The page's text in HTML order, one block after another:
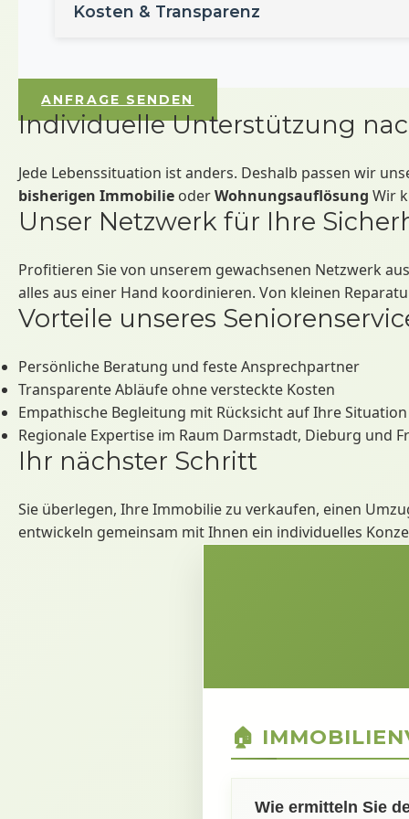
Kosten & Transparenz
ANFRAGE SENDEN
Individuelle Unterstützung
Jede Lebenssituation ist anders. Deshalb passen wir
bisherigen Immobilie oderWohnungsauflösung Wir
Unser Netzwerk für Ihre
Profitieren Sie von unserem gewachsenen Netzwerk
alles aus einer Hand koordinieren. Von kleinen
Vorteile unseres
Persönliche Beratung und feste Ansprechpartner
Transparente Abläufe ohne versteckte Kosten
Empathische Begleitung mit Rücksicht auf Ihre Situation
Regionale Expertise im Raum Darmstadt, Dieburg und
Ihr nächster Schritt
Sie überlegen, Ihre Immobilie zu verkaufen, einen
entwickeln gemeinsam mit Ihnen ein individuelles
🏠
Wie ermitteln Sie